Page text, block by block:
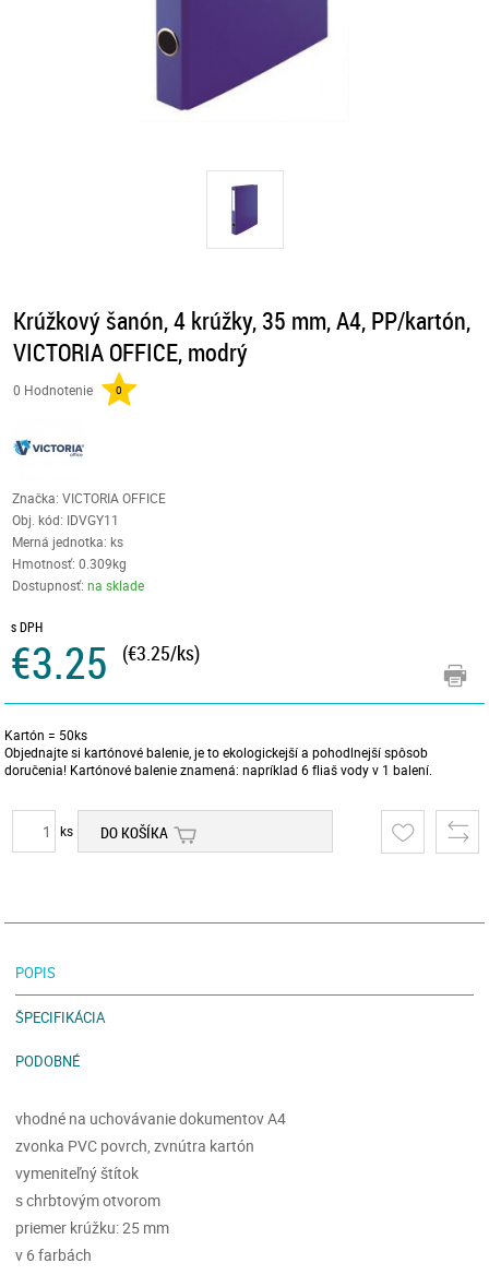
Krúžkový šanón, 4 krúžky, 35 mm, A4, PP/kartón,
VICTORIA OFFICE, modrý
0 Hodnotenie 0
Značka: VICTORIA OFFICE
Obj. kód: IDVGY11
Merná jednotka: ks
Hmotnosť: 0.309kg
Dostupnosť:na sklade
s DPH
€3.25 (€3.25/ks)
Kartón = 50ks
Objednajte si kartónové balenie, je to ekologickejší a pohodlnejší spôsob
doručenia! Kartónové balenie znamená: napríklad 6 fliaš vody v 1 balení.
ks DO KOŠÍKA
POPIS
ŠPECIFIKÁCIA
PODOBNÉ
vhodné na uchovávanie dokumentov A4
zvonka PVC povrch, zvnútra kartón
vymeniteľný štítok
s chrbtovým otvorom
priemer krúžku: 25 mm
v 6 farbách